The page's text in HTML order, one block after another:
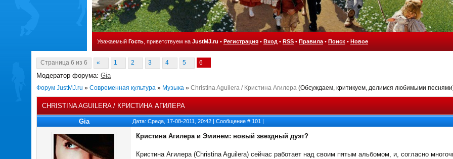
Уважаемый Гость , приветствуем на JustMJ.ru • Регистрация • Вход • RSS • Правила • Поиск • Новое
Страница 6 из 6 « 1 2 3 4 5 6
Модератор форума: Gia
Форум JustMJ.ru » Современная культура » Музыка » Christina Aguilera / Кристина Агилера (Обсуждаем, критикуем, делимся любимыми
CHRISTINA AGUILERA / КРИСТИНА АГИЛЕРА
Gia Дата: Среда, 17-08-2011, 20:42 | Сообщение # 101 |
Кристина Агилера и Эминем: новый звездный дуэт?
Кристина Агилера (Christina Aguilera) сейчас работает над своим пятым альбомом, и, согласно